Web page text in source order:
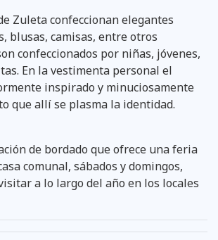
Zuleta confeccionan elegantes
blusas, camisas, entre otros
confeccionados por niñas, jóvenes,
En la vestimenta personal el
inspirado y minuciosamente
que allí se plasma la identidad.
de bordado que ofrece una feria
comunal, sábados y domingos,
a lo largo del año en los locales